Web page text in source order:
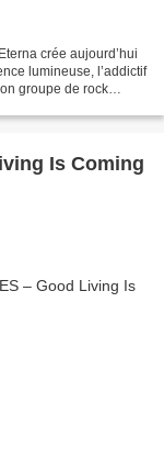
crée aujourd’hui
lumineuse, l’addictif
groupe de rock
Is Coming